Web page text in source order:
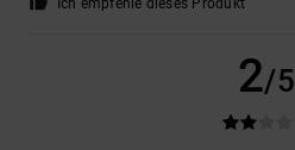
Ich empfehle dieses Produkt
2/5